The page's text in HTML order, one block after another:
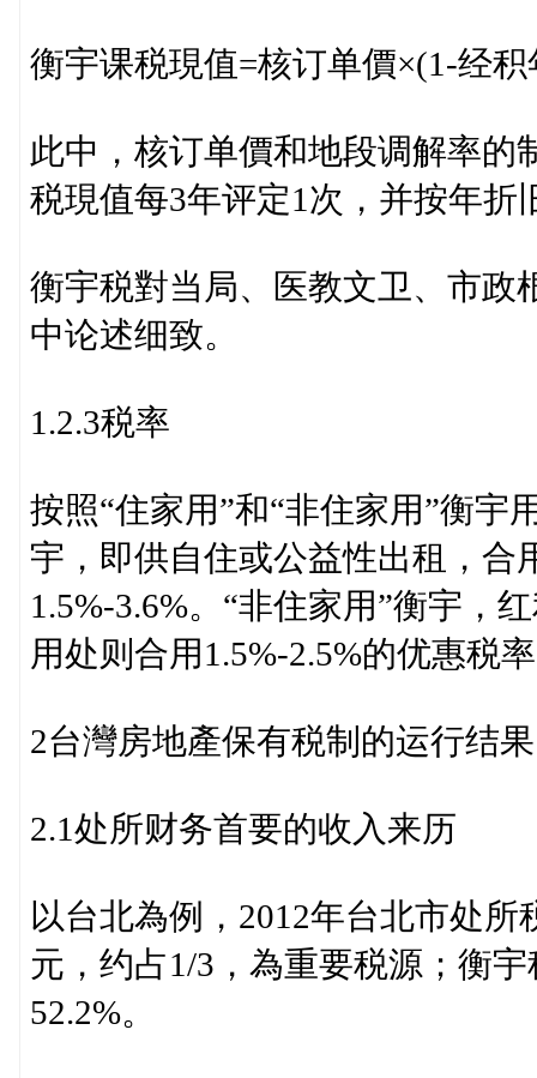
衡宇课税現值=核订单價×(1-经
此中，核订单價和地段调解率的
税現值每3年评定1次，并按年折
衡宇税對当局、医教文卫、市政
中论述细致。
1.2.3税率
按照“住家用”和“非住家用”衡宇
宇，即供自住或公益性出租，合
1.5%-3.6%。“非住家用”衡宇，
用处则合用1.5%-2.5%的优惠税
2台灣房地產保有税制的运行结果
2.1处所财务首要的收入来历
以台北為例，2012年台北市处
元，约占1/3，為重要税源；衡
52.2%。